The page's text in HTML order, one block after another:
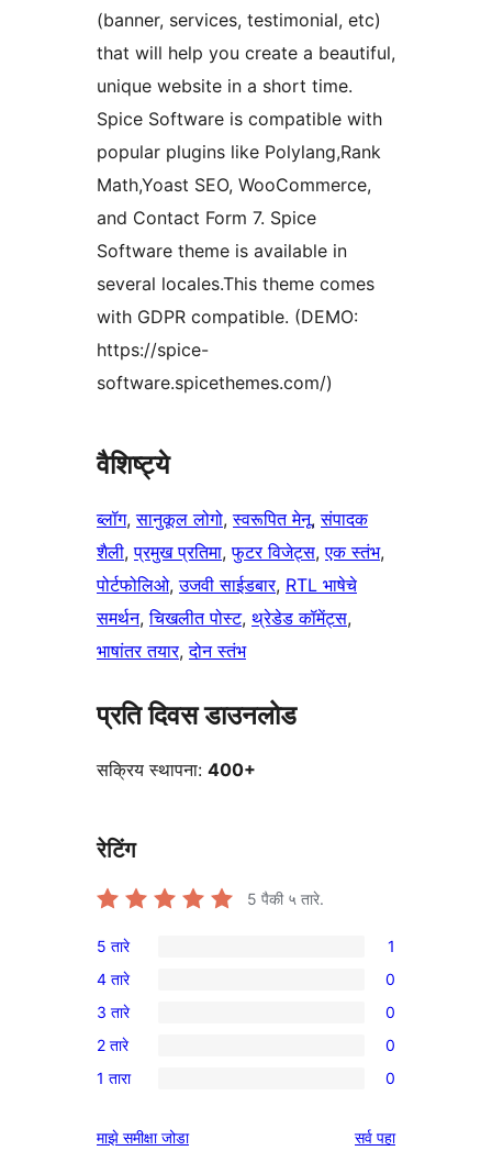
(banner, services, testimonial, etc)
that will help you create a beautiful,
unique website in a short time.
Spice Software is compatible with
popular plugins like Polylang,Rank
Math,Yoast SEO, WooCommerce,
and Contact Form 7. Spice
Software theme is available in
several locales.This theme comes
with GDPR compatible. (DEMO:
https://spice-
software.spicethemes.com/)
वैशिष्ट्ये
ब्लॉग, सानुकूल लोगो, स्वरूपित मेनू, संपादक
शैली, प्रमुख प्रतिमा, फुटर विजेट्स, एक स्तंभ
पोर्टफोलिओ, उजवी साईडबार, RTL भाषेचे
समर्थन, चिखलीत पोस्ट, थ्रेडेड कॉमेंट्स
भाषांतर तयार, दोन स्तंभ
प्रति दिवस डाउनलोड
सक्रिय स्थापना: 400+
रेटिंग
5 पैकी ५ तारे.
1
5-
तारांकित
पुनरावलोकन
5 तारे 1
0
4-
तारांकित
परीक्षणे
4 तारे 0
0
3-
तारांकित
3 तारे 0
0
2-
परीक्षणे
2 तारे 0
0
तारांकित
1 तारा 0
माझे समीक्षा जोडा सर्वपुनरावलोकने
पहा